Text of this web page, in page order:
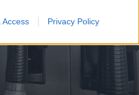
Access Privacy Policy